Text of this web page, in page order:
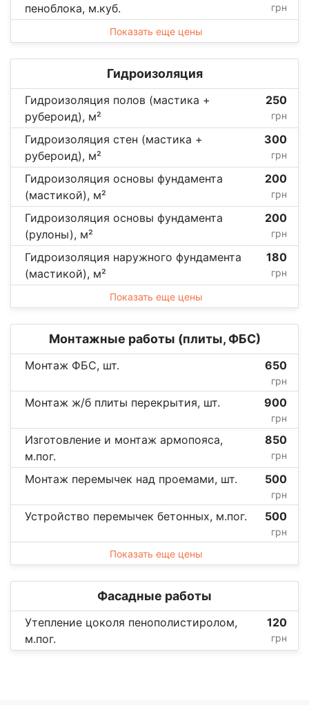
пеноблока, м.куб.
грн
Показать еще цены
Гидроизоляция
Гидроизоляция полов (мастика +
рубероид), м²
250
грн
Гидроизоляция стен (мастика +
рубероид), м²
300
грн
Гидроизоляция основы фундамента
(мастикой), м²
200
грн
Гидроизоляция основы фундамента
(рулоны), м²
200
грн
Гидроизоляция наружного фундамента
(мастикой), м²
180
грн
Показать еще цены
Монтажные работы (плиты, ФБС)
Монтаж ФБС, шт. 650
грн
Монтаж ж/б плиты перекрытия, шт. 900
грн
Изготовление и монтаж армопояса,
м.пог.
850
грн
Монтаж перемычек над проемами, шт. 500
грн
Устройство перемычек бетонных, м.пог. 500
грн
Показать еще цены
Фасадные работы
Утепление цоколя пенополистиролом,
м.пог.
120
грн